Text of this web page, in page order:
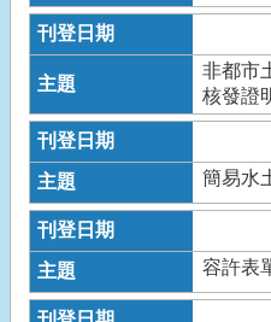
非都市
核發證
簡易水
容許表